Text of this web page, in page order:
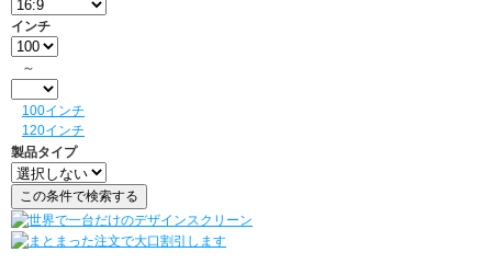
インチ
～
100インチ
120インチ
製品タイプ